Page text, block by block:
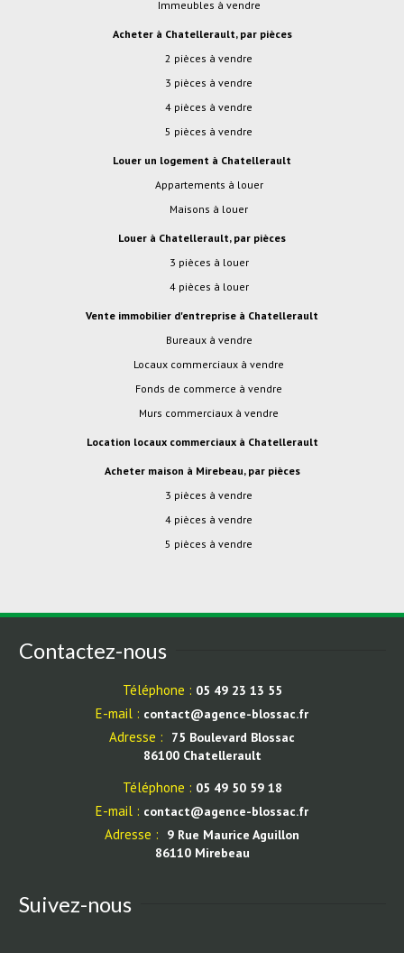
Immeubles à vendre
Acheter à Chatellerault, par pièces
2 pièces à vendre
3 pièces à vendre
4 pièces à vendre
5 pièces à vendre
Louer un logement à Chatellerault
Appartements à louer
Maisons à louer
Louer à Chatellerault, par pièces
3 pièces à louer
4 pièces à louer
Vente immobilier d'entreprise à Chatellerault
Bureaux à vendre
Locaux commerciaux à vendre
Fonds de commerce à vendre
Murs commerciaux à vendre
Location locaux commerciaux à Chatellerault
Acheter maison à Mirebeau, par pièces
3 pièces à vendre
4 pièces à vendre
5 pièces à vendre
Contactez-nous
Téléphone : 05 49 23 13 55
E-mail : contact@agence-blossac.fr
Adresse :
75 Boulevard Blossac
86100 Chatellerault
Téléphone : 05 49 50 59 18
E-mail : contact@agence-blossac.fr
Adresse :
9 Rue Maurice Aguillon
86110 Mirebeau
Suivez-nous